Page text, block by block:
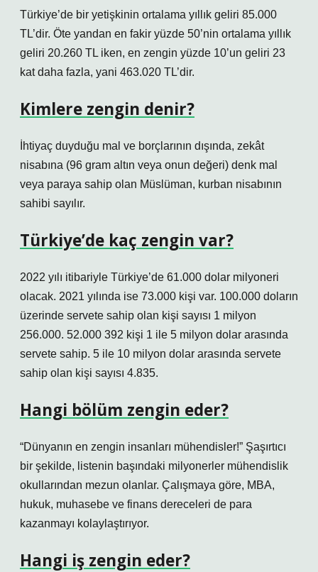
Türkiye’de bir yetişkinin ortalama yıllık geliri 85.000
TL’dir. Öte yandan en fakir yüzde 50’nin ortalama yıllık
geliri 20.260 TL iken, en zengin yüzde 10’un geliri 23
kat daha fazla, yani 463.020 TL’dir.
Kimlere zengin denir?
İhtiyaç duyduğu mal ve borçlarının dışında, zekât
nisabına (96 gram altın veya onun değeri) denk mal
veya paraya sahip olan Müslüman, kurban nisabının
sahibi sayılır.
Türkiye’de kaç zengin var?
2022 yılı itibariyle Türkiye’de 61.000 dolar milyoneri
olacak. 2021 yılında ise 73.000 kişi var. 100.000 doların
üzerinde servete sahip olan kişi sayısı 1 milyon
256.000. 52.000 392 kişi 1 ile 5 milyon dolar arasında
servete sahip. 5 ile 10 milyon dolar arasında servete
sahip olan kişi sayısı 4.835.
Hangi bölüm zengin eder?
“Dünyanın en zengin insanları mühendisler!” Şaşırtıcı
bir şekilde, listenin başındaki milyonerler mühendislik
okullarından mezun olanlar. Çalışmaya göre, MBA,
hukuk, muhasebe ve finans dereceleri de para
kazanmayı kolaylaştırıyor.
Hangi iş zengin eder?